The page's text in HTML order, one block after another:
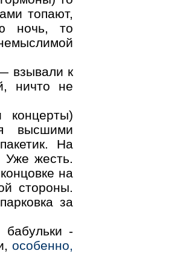
топают,
ночь, то
взывали к
ничто не
высшими
На
жесть.
на
стороны.
за
-
особенно,